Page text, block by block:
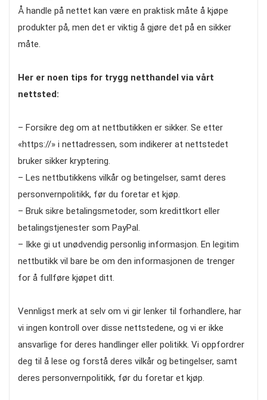
Å handle på nettet kan være en praktisk måte å kjøpe
produkter på, men det er viktig å gjøre det på en sikker
måte.
Her er noen tips for trygg netthandel via vårt
nettsted:
– Forsikre deg om at nettbutikken er sikker. Se etter
«https://» i nettadressen, som indikerer at nettstedet
bruker sikker kryptering.
– Les nettbutikkens vilkår og betingelser, samt deres
personvernpolitikk, før du foretar et kjøp.
– Bruk sikre betalingsmetoder, som kredittkort eller
betalingstjenester som PayPal.
– Ikke gi ut unødvendig personlig informasjon. En legitim
nettbutikk vil bare be om den informasjonen de trenger
for å fullføre kjøpet ditt.
Vennligst merk at selv om vi gir lenker til forhandlere, har
vi ingen kontroll over disse nettstedene, og vi er ikke
ansvarlige for deres handlinger eller politikk. Vi oppfordrer
deg til å lese og forstå deres vilkår og betingelser, samt
deres personvernpolitikk, før du foretar et kjøp.